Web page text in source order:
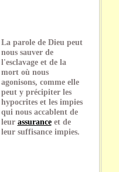
La parole de Dieu peut
nous sauver de
l'esclavage et de la
mort où nous
agonisons, comme elle
peut y précipiter les
hypocrites et les impies
qui nous accablent de
leur assuranceet de
leur suffisance impies.